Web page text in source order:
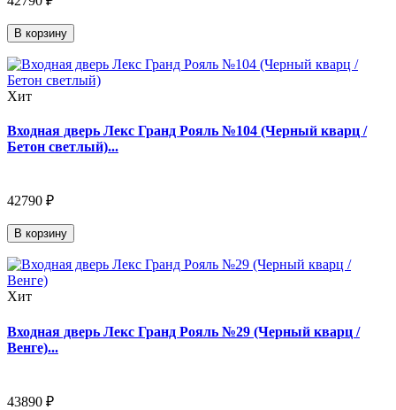
В корзину
Хит
Входная дверь Лекс Гранд Рояль №104 (Черный кварц /
Бетон светлый)...
42790 ₽
В корзину
Хит
Входная дверь Лекс Гранд Рояль №29 (Черный кварц /
Венге)...
43890 ₽